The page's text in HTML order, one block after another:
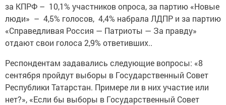
за КПРФ – 10,1% участников опроса, за партию «Новые
люди» – 4,5% голосов, 4,4% набрала ЛДПР и за партию
«Справедливая Россия — Патриоты — За правду»
отдают свои голоса 2,9% ответивших..
Респондентам задавались следующие вопросы: «8
сентября пройдут выборы в Государственный Совет
Республики Татарстан. Примере ли в них участие или
нет?», «Если бы выборы в Государственный Совет